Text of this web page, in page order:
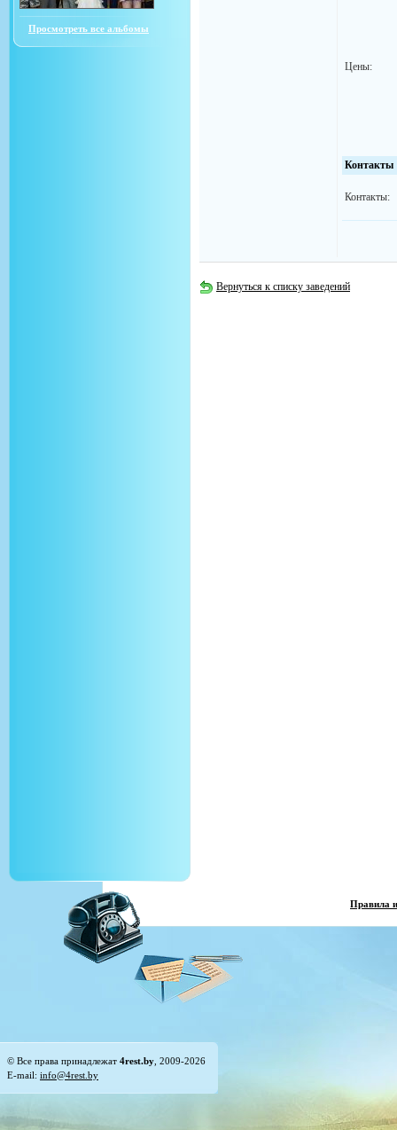
Просмотреть все альбомы
Цены:
Контакты
Контакты:
Вернуться к списку заведений
Правила
© Все права принадлежат 4rest.by , 2009-2026
E-mail: info@4rest.by